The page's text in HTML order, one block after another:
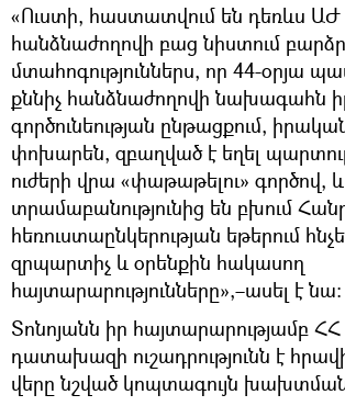
«Ուստի, հաստատվում են դեռևս ԱԺ
հանձնաժողովի բաց նիստում
մտահոգություններս, որ 44-օրյա
քննիչ հանձնաժողովի նախագահն
գործունեության ընթացքում,
փոխարեն, զբաղված է եղել
ուժերի վրա «փաթաթելու» գործով,
տրամաբանությունից են բխում
հեռուստաընկերության եթերում
զրպարտիչ և օրենքին հակասող
հայտարարությունները»,–ասել է նա։
Տոնոյանն իր հայտարարությամբ
դատախազի ուշադրությունն է
վերը նշված կոպտագույն